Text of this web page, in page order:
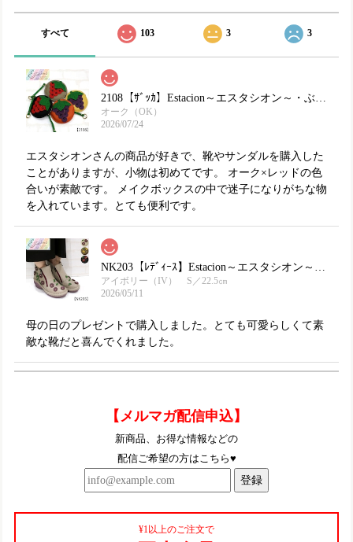
すべて 103 3 3
オーク（OK）
2026/07/24
エスタシオンさんの商品が好きで、靴やサンダルを購入した
ことがありますが、小物は初めてです。 オーク×レッドの色
合いが素敵です。 メイクボックスの中で迷子になりがちな物
を入れています。とても便利です。
アイボリー（IV） S／22.5㎝
2026/05/11
母の日のプレゼントで購入しました。とても可愛らしくて素
敵な靴だと喜んでくれました。
レッド（RD） S／22.5㎝
とっても可愛いです〜！これからたくさん履きますー
アイボリーブラック（IVBL）S／22.5cm
【メルマガ配信申込】
新商品、お得な情報などの
配信ご希望の方はこちら♥
登録
¥1以上のご注文で